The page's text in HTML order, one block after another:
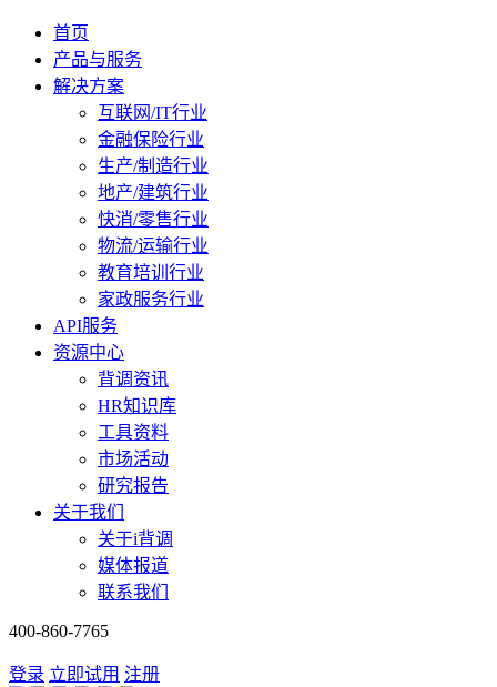
首页
产品与服务
解决方案
互联网/IT行业
金融保险行业
生产/制造行业
地产/建筑行业
快消/零售行业
物流/运输行业
教育培训行业
家政服务行业
API服务
资源中心
背调资讯
HR知识库
工具资料
市场活动
研究报告
关于我们
关于i背调
媒体报道
联系我们
400-860-7765
登录 立即试用 注册